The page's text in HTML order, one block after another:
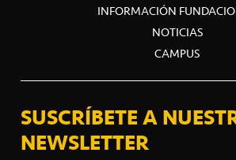
INFORMACIÓN
NOTICIAS
CAMPUS
SUSCRÍBETE A
NEWSLETTER